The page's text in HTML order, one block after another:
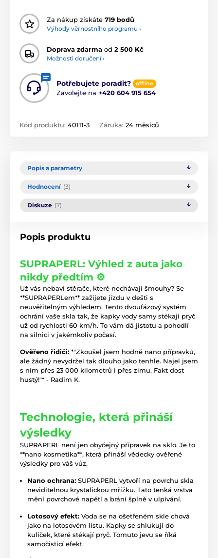
Za nákup získáte 719 bodů
Výhody věrnostního programu ›
Doprava zdarma od 2 500 Kč
Možnosti doručení ›
Potřebujete poradit? offline
Zavolejte na +420 604 915 654
Kód produktu: 40111-3 Záruka: 24 měsíců
Popis a parametry
Hodnocení (3)
Diskuze (7)
Popis produktu
SUPRAPERL: Výhled z auta jako
nikdy předtím ⚙️
Už vás nebaví stěrače, které nechávají šmouhy? Se
**SUPRAPERLem** zažijete jízdu v dešti s
neuvěřitelným výhledem. Tento dvoufázový systém
ochrání vaše skla tak, že kapky vody samy stékají pryč
už od rychlosti 60 km/h. To vám dá jistotu a pohodlí
na silnici v jakémkoliv počasí.
Ověřeno řidiči: *"Zkoušel jsem hodně nano přípravků,
ale žádný nevydržel tak dlouho jako tenhle. Najel jsem
s ním přes 23 000 kilometrů i přes zimu. Fakt dost
hustý!"* - Radim K.
Technologie, která přináší
výsledky
SUPRAPERL není jen obyčejný přípravek na sklo. Je to
**nano kosmetika**, která přináší vědecky ověřené
výsledky pro váš vůz.
Nano ochrana: SUPRAPERL vytvoří na povrchu skla
neviditelnou krystalickou mřížku. Tato tenká vrstva
mění povrchové napětí a brání špíně v ulpívání.
Lotosový efekt: Voda se na ošetřeném skle chová
jako na lotosovém listu. Kapky se shlukují do
kuliček, které stékají pryč. Tomuto jevu se říká
samočisticí efekt.